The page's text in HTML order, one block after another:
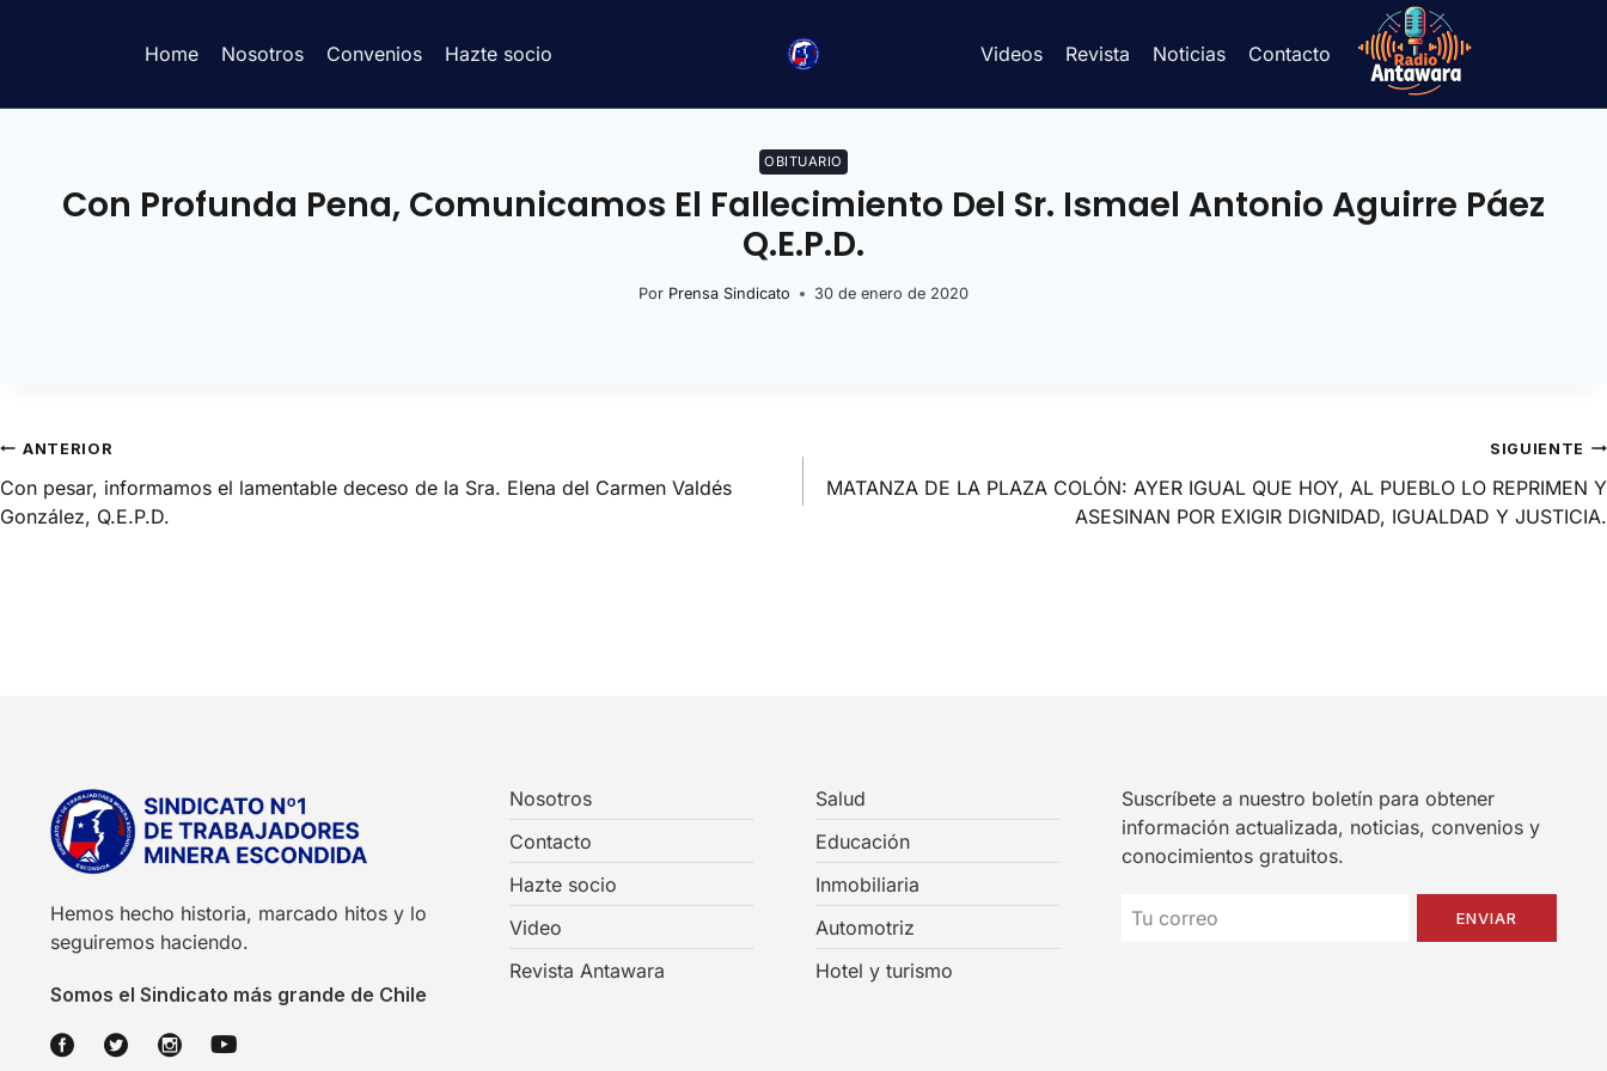
Home Nosotros Convenios Hazte socio Videos Revista Noticias Contacto
OBITUARIO
Con Profunda Pena, Comunicamos El Fallecimiento Del Sr. Ismael Antonio Aguirre Páez
Q.E.P.D.
Por Prensa Sindicato 30 de enero de 2020
ANTERIOR
Con pesar, informamos el lamentable deceso de la Sra. Elena del Carmen Valdés
González, Q.E.P.D.
SIGUIENTE
MATANZA DE LA PLAZA COLÓN: AYER IGUAL QUE HOY, AL PUEBLO LO REPRIMEN Y
ASESINAN POR EXIGIR DIGNIDAD, IGUALDAD Y JUSTICIA.
Hemos hecho historia, marcado hitos y lo
seguiremos haciendo.
Somos el Sindicato más grande de Chile
Nosotros
Contacto
Hazte socio
Video
Revista Antawara
Salud
Educación
Inmobiliaria
Automotriz
Hotel y turismo
Suscríbete a nuestro boletín para obtener
información actualizada, noticias, convenios y
conocimientos gratuitos.
ENVIAR